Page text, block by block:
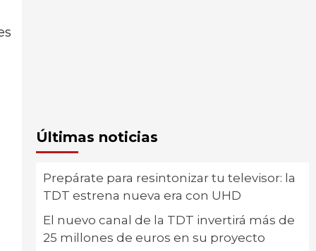
Últimas noticias
Prepárate para resintonizar tu televisor: la
TDT estrena nueva era con UHD
El nuevo canal de la TDT invertirá más de
25 millones de euros en su proyecto